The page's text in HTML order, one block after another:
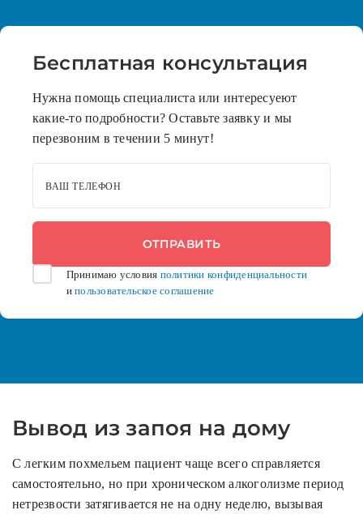
Бесплатная консультация
Нужна помощь специалиста или интересуеют
какие-то подробности? Оставьте заявку и мы
перезвоним в течении 5 минут!
ВАШ ТЕЛЕФОН
Принимаю условия политики конфиденциальности
ипользовательское соглашение
Вывод из запоя на дому
С легким похмельем пациент чаще всего справляется
самостоятельно, но при хроническом алкоголизме период
нетрезвости затягивается не на одну неделю, вызывая